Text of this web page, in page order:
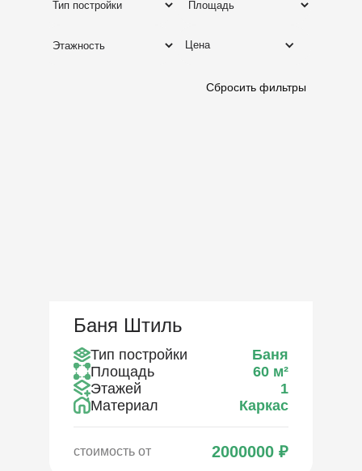
Цена
Сбросить фильтры
Баня Штиль
Тип постройки
Баня
Площадь
60 м²
Этажей
1
Материал
Каркас
стоимость от 2000000 ₽